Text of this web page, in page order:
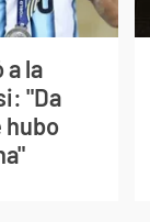
la
"Da
hubo